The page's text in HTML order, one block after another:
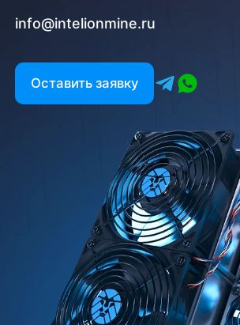
info@intelionmine.ru
Оставить заявку